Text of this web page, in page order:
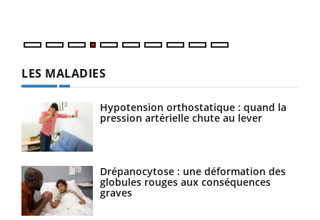
LES MALADIES
Hypotension orthostatique : quand la
pression artérielle chute au lever
Drépanocytose : une déformation des
globules rouges aux conséquences
graves